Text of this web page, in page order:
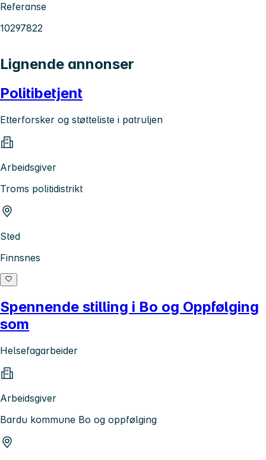
Referanse
10297822
Lignende annonser
Politibetjent
Etterforsker og støtteliste i patruljen
Arbeidsgiver
Troms politidistrikt
Sted
Finnsnes
Spennende stilling i Bo og Oppfølging
som
Helsefagarbeider
Arbeidsgiver
Bardu kommune Bo og oppfølging